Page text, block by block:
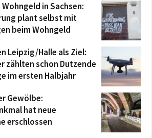
in Sachsen:
plant selbst mit
beim Wohngeld
Leipzig/Halle als Ziel:
zählten schon Dutzende
im ersten Halbjahr
Gewölbe:
hat neue
erschlossen